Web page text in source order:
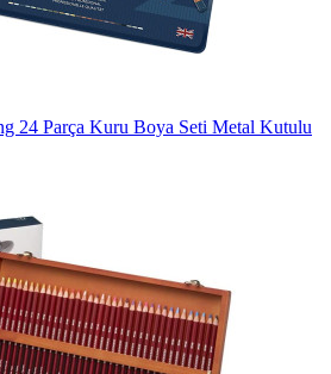
24 Parça Kuru Boya Seti Metal Kutulu